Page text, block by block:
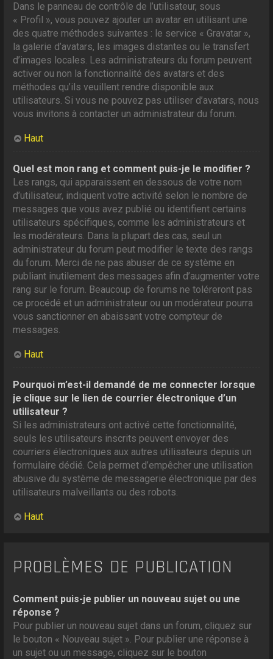
Dans le panneau de contrôle de l’utilisateur, sous
« Profil », vous pouvez ajouter un avatar en utilisant une
des quatre méthodes suivantes : le service « Gravatar »,
la galerie d’avatars, les images distantes ou le transfert
d’images locales. Les administrateurs du forum peuvent
activer ou non la fonctionnalité des avatars et des
méthodes qu’ils veuillent rendre disponible aux
utilisateurs. Si vous ne pouvez pas utiliser d’avatars, nous
vous invitons à contacter un administrateur du forum.
Haut
Quel est mon rang et comment puis-je le modifier ?
Les rangs, qui apparaissent en dessous de votre nom
d’utilisateur, indiquent votre activité selon le nombre de
messages que vous avez publié ou identifient certains
utilisateurs spécifiques, comme les administrateurs et
les modérateurs. Dans la plupart des cas, seul un
administrateur du forum peut modifier le texte des rangs
du forum. Merci de ne pas abuser de ce système en
publiant inutilement des messages afin d’augmenter votre
rang sur le forum. Beaucoup de forums ne toléreront pas
ce procédé et un administrateur ou un modérateur pourra
vous sanctionner en abaissant votre compteur de
messages.
Haut
Pourquoi m’est-il demandé de me connecter lorsque
je clique sur le lien de courrier électronique d’un
utilisateur ?
Si les administrateurs ont activé cette fonctionnalité,
seuls les utilisateurs inscrits peuvent envoyer des
courriers électroniques aux autres utilisateurs depuis un
formulaire dédié. Cela permet d’empêcher une utilisation
abusive du système de messagerie électronique par des
utilisateurs malveillants ou des robots.
Haut
PROBLÈMES DE PUBLICATION
Comment puis-je publier un nouveau sujet ou une
réponse ?
Pour publier un nouveau sujet dans un forum, cliquez sur
le bouton « Nouveau sujet ». Pour publier une réponse à
un sujet ou un message, cliquez sur le bouton